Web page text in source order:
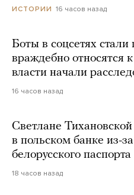
ИСТОРИИ 16 часов назад
Боты в соцсетях стали
враждебно относятся
власти начали
16 часов назад
Светлане
в польском банке из-
белорусского паспорта
18 часов назад